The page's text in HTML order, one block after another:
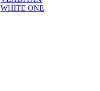
WHITE ONE